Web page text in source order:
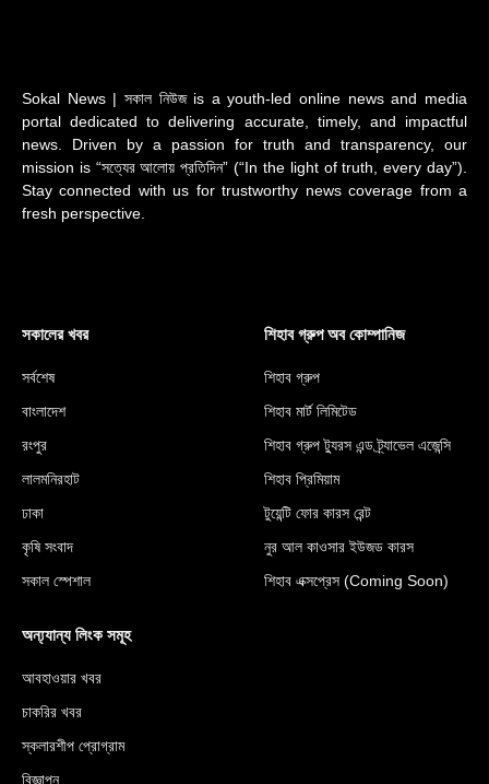
Sokal News | সকাল নিউজ is a youth-led online news and media
portal dedicated to delivering accurate, timely, and impactful
news. Driven by a passion for truth and transparency, our
mission is “সত্যের আলোয় প্রতিদিন” (“In the light of truth, every day”).
Stay connected with us for trustworthy news coverage from a
fresh perspective.
সকালের খবর
সর্বশেষ
বাংলাদেশ
রংপুর
লালমনিরহাট
ঢাকা
কৃষি সংবাদ
সকাল স্পেশাল
শিহাব গ্রুপ অব কোম্পানিজ
শিহাব গ্রুপ
শিহাব মার্ট লিমিটেড
শিহাব গ্রুপ ট্যুরস এন্ড ট্র্যাভেল এজেন্সি
শিহাব প্রিমিয়াম
টুয়েন্টি ফোর কারস রেন্ট
নুর আল কাওসার ইউজড কারস
শিহাব এক্সপ্রেস (Coming Soon)
অন্য্যান্য লিংক সমূহ
আবহাওয়ার খবর
চাকরির খবর
স্কলারশীপ প্রোগ্রাম
বিজ্ঞাপন